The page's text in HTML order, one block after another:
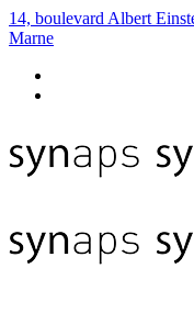
14, boulevard Albert
Marne